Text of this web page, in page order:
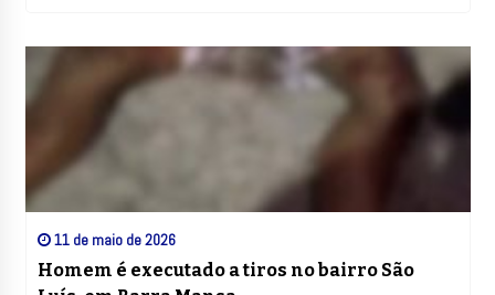
11 de maio de 2026
Homem é executado a tiros no bairro São